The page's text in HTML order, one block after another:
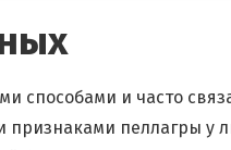
способами и часто
пеллагры у